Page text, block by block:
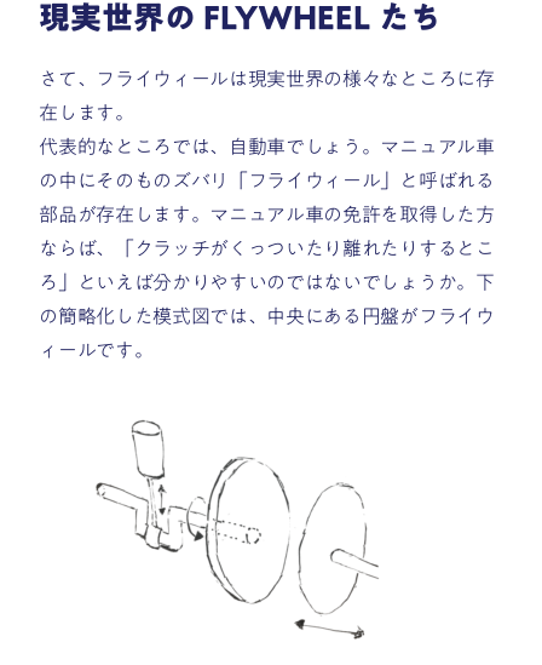
現実世界の FLYWHEEL たち
さて、フライウィールは現実世界の様々なところに存
在します。
代表的なところでは、自動車でしょう。マニュアル車
の中にそのものズバリ「フライウィール」と呼ばれる
部品が存在します。マニュアル車の免許を取得した方
ならば、「クラッチがくっついたり離れたりするとこ
ろ」といえば分かりやすいのではないでしょうか。下
の簡略化した模式図では、中央にある円盤がフライウ
ィールです。